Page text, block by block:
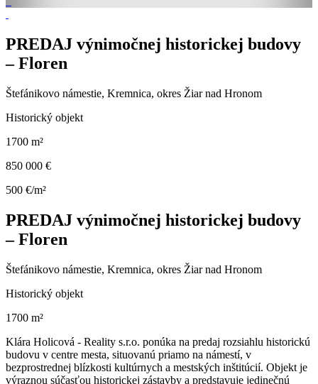
PREDAJ výnimočnej historickej budovy
– Floren
Štefánikovo námestie, Kremnica, okres Žiar nad Hronom
Historický objekt
1700 m²
850 000 €
500 €/m²
PREDAJ výnimočnej historickej budovy
– Floren
Štefánikovo námestie, Kremnica, okres Žiar nad Hronom
Historický objekt
1700 m²
Klára Holicová - Reality s.r.o. ponúka na predaj rozsiahlu historickú
budovu v centre mesta, situovanú priamo na námestí, v
bezprostrednej blízkosti kultúrnych a mestských inštitúcií. Objekt je
výraznou súčasťou historickej zástavby a predstavuje jedinečnú